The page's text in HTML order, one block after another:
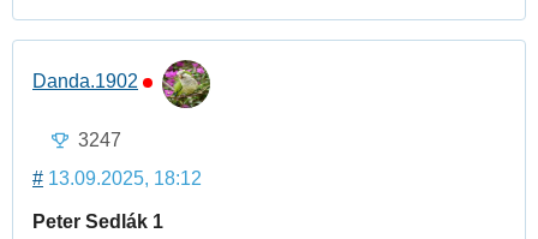
Danda.1902
3247
# 13.09.2025, 18:12
Peter Sedlák 1